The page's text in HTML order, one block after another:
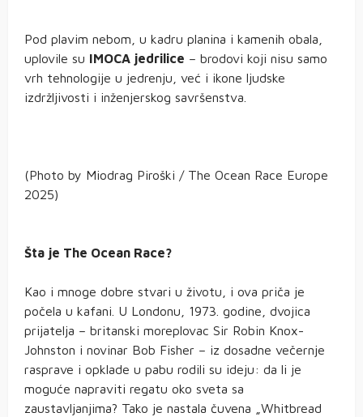
Pod plavim nebom, u kadru planina i kamenih obala,
uplovile su IMOCA jedrilice – brodovi koji nisu samo
vrh tehnologije u jedrenju, već i ikone ljudske
izdržljivosti i inženjerskog savršenstva.
(Photo by Miodrag Piroški / The Ocean Race Europe
2025)
Šta je The Ocean Race?
Kao i mnoge dobre stvari u životu, i ova priča je
počela u kafani. U Londonu, 1973. godine, dvojica
prijatelja – britanski moreplovac Sir Robin Knox-
Johnston i novinar Bob Fisher – iz dosadne večernje
rasprave i opklade u pabu rodili su ideju: da li je
moguće napraviti regatu oko sveta sa
zaustavljanjima? Tako je nastala čuvena „Whitbread